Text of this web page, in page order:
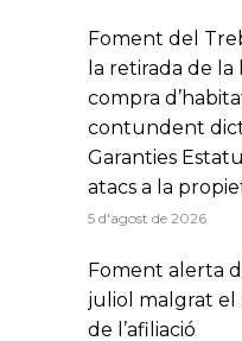
Foment del
la retirada de
compra
contundent
Garanties
atacs a la
5 d'agost de 2026
Foment alerta
juliol malgrat
de l’afiliació